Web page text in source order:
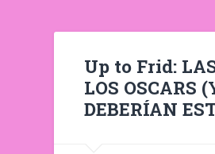
Up to Frid:
LOS OSCARS
DEBERÍAN